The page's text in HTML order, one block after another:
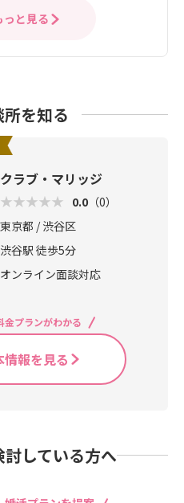
っと見る
を知る
クラブ・マリッジ
0.0 （0）
東京都 / 渋谷区
渋谷駅 徒歩5分
オンライン面談対応
金プランがわかる
報を見る
している方へ